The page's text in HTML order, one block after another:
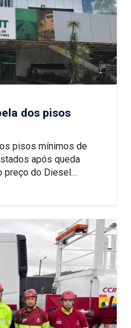
dos pisos
pisos mínimos de
após queda
preço do Diesel…